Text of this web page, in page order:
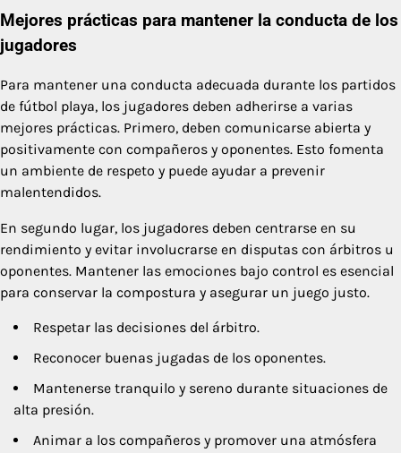
Mejores prácticas para mantener la conducta de los
jugadores
Para mantener una conducta adecuada durante los partidos
de fútbol playa, los jugadores deben adherirse a varias
mejores prácticas. Primero, deben comunicarse abierta y
positivamente con compañeros y oponentes. Esto fomenta
un ambiente de respeto y puede ayudar a prevenir
malentendidos.
En segundo lugar, los jugadores deben centrarse en su
rendimiento y evitar involucrarse en disputas con árbitros u
oponentes. Mantener las emociones bajo control es esencial
para conservar la compostura y asegurar un juego justo.
Respetar las decisiones del árbitro.
Reconocer buenas jugadas de los oponentes.
Mantenerse tranquilo y sereno durante situaciones de
alta presión.
Animar a los compañeros y promover una atmósfera